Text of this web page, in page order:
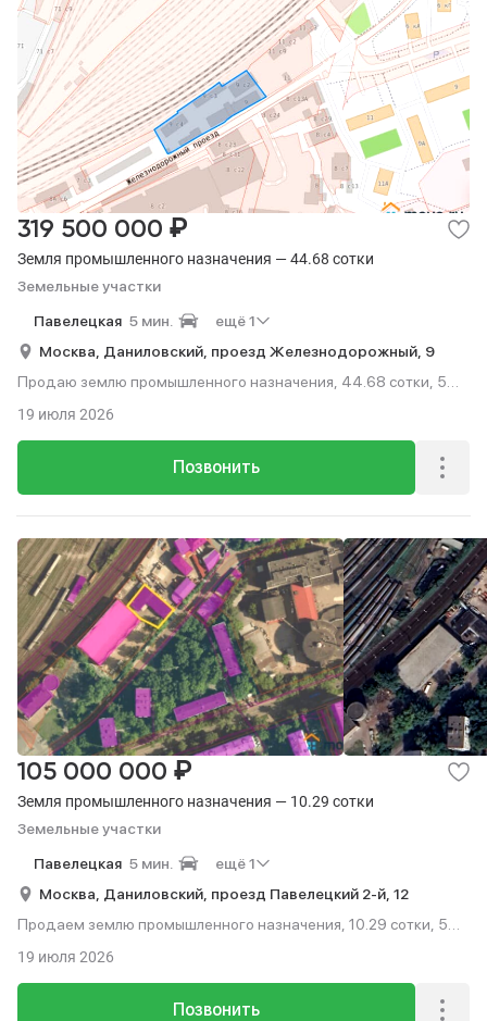
Земля промышленного назначения — 44.68 сотки
Земельные участки
319 500 000 ₽
Павелецкая 5 мин.
ещё 1
Москва, Даниловский, проезд Железнодорожный, 9
Продаю землю промышленного назначения, 44.68 сотки, 5
Позвонить
19 июля 2026
Земля промышленного назначения — 10.29 сотки
Земельные участки
105 000 000 ₽
Павелецкая 5 мин.
ещё 1
Москва, Даниловский, проезд Павелецкий 2-й, 12
Продаем землю промышленного назначения, 10.29 сотки, 5
Позвонить
19 июля 2026